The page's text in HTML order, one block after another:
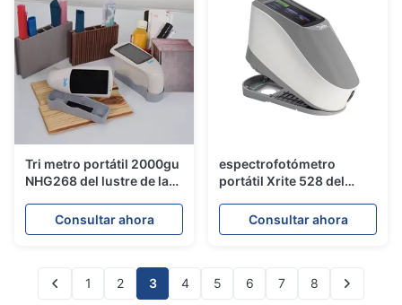
Tri metro portátil 2000gu
NHG268 del lustre de la
de 20/60/85 grado
Consultar ahora
espectrofotómetro
portátil Xrite 528 del
CMYKConsultar ahora
1 2 3 4 5 6 7 8